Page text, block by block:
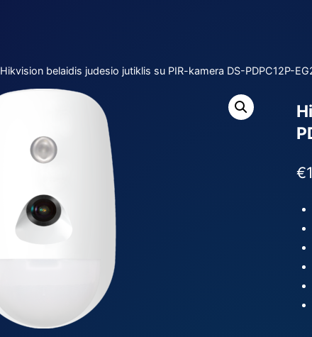
Hikvision belaidis judesio jutiklis su PIR-kamera DS-PDPC12P-
€